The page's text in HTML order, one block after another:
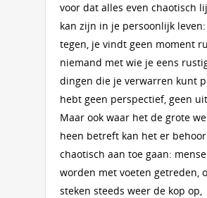
voor dat alles even chaotisch
kan zijn in je persoonlijk
tegen, je vindt geen moment
niemand met wie je eens
dingen die je verwarren kunt
hebt geen perspectief, geen
Maar ook waar het de grote
heen betreft kan het er
chaotisch aan toe gaan:
worden met voeten getreden,
steken steeds weer de kop op,